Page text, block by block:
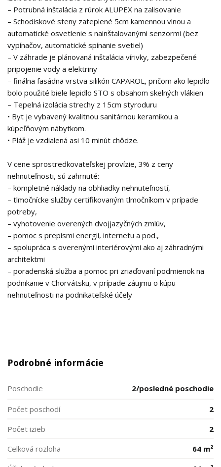
– Potrubná inštalácia z rúrok ALUPEX na zalisovanie
– Schodiskové steny zateplené 5cm kamennou vlnou a
automatické osvetlenie s nainštalovanými senzormi (bez
vypínačov, automatické spínanie svetiel)
– V záhrade je plánovaná inštalácia vírivky, zabezpečené
pripojenie vody a elektriny
– finálna fasádna vrstva silikón CAPAROL, pričom ako lepidlo
bolo použité biele lepidlo STO s obsahom skelných vlákien
– Tepelná izolácia strechy z 15cm styroduru
• Byt je vybavený kvalitnou sanitárnou keramikou a
kúpeľňovým nábytkom.
• Pláž je vzdialená asi 10 minút chôdze.
V cene sprostredkovateľskej provízie, 3% z ceny
nehnuteľnosti, sú zahrnuté:
– kompletné náklady na obhliadky nehnuteľností,
– tlmočnícke služby certifikovaným tlmočníkom v prípade
potreby,
– vyhotovenie overených dvojjazyčných zmlúv,
– pomoc s prepismi energií, internetu a pod.,
– spolupráca s overenými interiérovými ako aj záhradnými
architektmi
– poradenská služba a pomoc pri zriaďovaní podmienok na
podnikanie v Chorvátsku, v prípade záujmu o kúpu
nehnuteľnosti na podnikateľské účely
Podrobné informácie
Poschodie 2/posledné poschodie
Počet poschodí
2
Počet izieb
2
Celková rozloha
64 m²